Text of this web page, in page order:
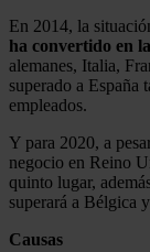
En 2014, la
ha convertido en
alemanes, Italia,
superado a España
empleados.
Y para 2020, a
negocio en Reino
quinto lugar,
superará a Bélgica
Causas